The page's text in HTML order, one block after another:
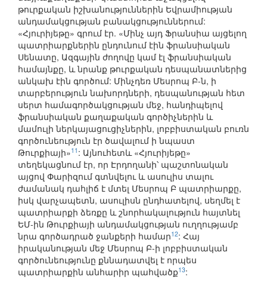
թուրքական իշխանություններին Եվրամիության
անդամակցության բանակցություններում:
«Հյուրիյեթը» գրում էր. «Մինչ այդ Ֆրանսիա այցելող
պատրիարքներին ընդունում էին ֆրանսիական
Սենատը, Ազգային ժողովը կամ էլ ֆրանսիական
համայնքը, և նրանք թուրքական դեսպանատներից
անկախ էին գործում: Մինչդեռ Մեսրոպ Բ-ն, ի
տարբերություն նախորդների, դեսպանության հետ
սերտ համագործակցության մեջ, հանդիպելով
ֆրանսիական քաղաքական գործիչներին և
մամուլի ներկայացուցիչներին, լոբբիստական բուռն
գործունեություն էր ծավալում ի նպաստ
Թուրքիայի»11 : Այնուհետև «Հյուրիյեթը»
տեղեկացնում էր, որ Էրդողանի՝ պաշտոնական
այցով Փարիզում գտնվելու և ասուլիս տալու
ժամանակ դահլիճ է մտել Մեսրոպ Բ պատրիարքը,
իսկ վարչապետն, ասուլիսն ընդհատելով, սեղմել է
պատրիարքի ձեռքը և շնորհակալություն հայտնել
ԵՄ-ին Թուրքիայի անդամակցության ուղղությամբ
նրա գործադրած ջանքերի համար12: Հայ
իրականության մեջ Մեսրոպ Բ-ի լոբբիստական
գործունեությունը քննադատվել է որպես
պատրիարքին անհարիր պահվածք13: